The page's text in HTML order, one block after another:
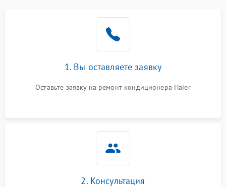
1. Вы оставляете заявку
Оставьте заявку на ремонт кондиционера Haier
2. Консультация